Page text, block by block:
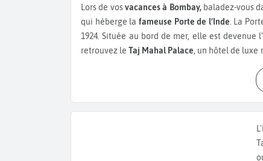
Lors de vosvacances à Bombay,baladez-vous
qui héberge la fameuse Porte de l’Inde . La
1924. Située au bord de mer, elle est devenue
retrouvez leTaj Mahal Palace, un hôtel de luxe
est l’un des plus connus d’Inde. Sur les
Tank, un bassin sacré construit au 14ème